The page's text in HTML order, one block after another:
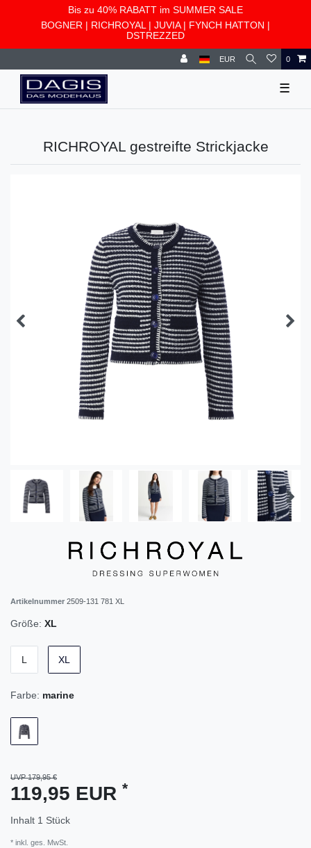
Bis zu 40% RABATT im SUMMER SALE
BOGNER | RICHROYAL | JUVIA| FYNCH HATTON |
DSTREZZED
EUR 0
☰
RICHROYAL gestreifte Strickjacke
Artikelnummer 2509-131 781 XL
Größe: XL
L XL
Farbe: marine
UVP 179,95 €
119,95 EUR *
Inhalt 1 Stück
* inkl. ges. MwSt.